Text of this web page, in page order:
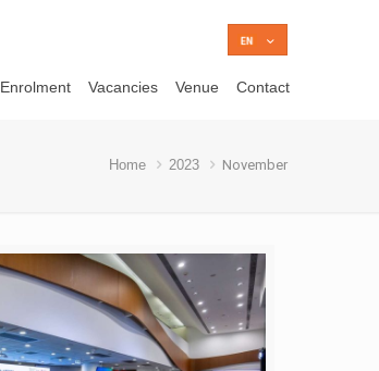
Enrolment Vacancies Venue Contact
Home 2023 November